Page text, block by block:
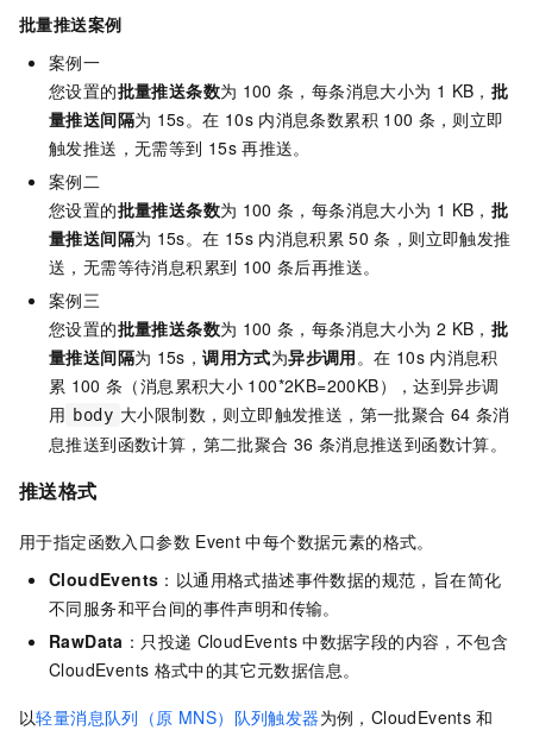
批量推送案例
案例一
您设置的批量推送条数为 100 条，每条消息大小为 1 KB， 批
量推送间隔为 15s。在 10s 内消息条数累积 100 条，则立即
触发推送，无需等到 15s 再推送。
案例二
您设置的批量推送条数为 100 条，每条消息大小为 1 KB， 批
量推送间隔为 15s。在 15s 内消息积累 50 条，则立即触发推
送，无需等待消息积累到 100 条后再推送。
案例三
您设置的批量推送条数为 100 条，每条消息大小为 2 KB， 批
量推送间隔为 15s，调用方式为异步调用。在 10s 内消息积
累 100 条（消息累积大小 100*2KB=200KB），达到异步调
用 body 大小限制数，则立即触发推送，第一批聚合 64 条消
息推送到函数计算 ，第二批聚合 36 条消息推送到函数计算。
推送格式
用于指定函数入口参数 Event 中每个数据元素的格式。
CloudEvents ：以通用格式描述事件数据的规范，旨在简化
不同服务和平台间的事件声明和传输。
RawData ：只投递 CloudEvents 中数据字段的内容，不包含
CloudEvents 格式中的其它元数据信息。
以轻量消息队列（原 MNS）队列触发器为例，CloudEvents 和